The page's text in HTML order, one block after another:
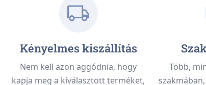
Kényelmes kiszállítás
Nem kell azon aggódnia, hogy
kapja meg a kíválasztott terméket,
Több,